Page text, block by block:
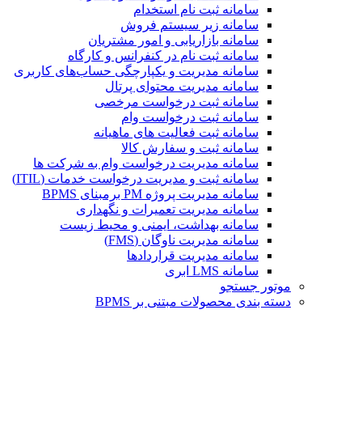
سامانه ثبت نام استخدام
سامانه زیر سیستم فروش
سامانه بازاریابی و امور مشتریان
سامانه ثبت نام در کنفرانس و کارگاه
سامانه مدیریت و یکپارچگی حساب‌های کاربری
سامانه مدیریت محتوای پرتال
سامانه ثبت درخواست مرخصی
سامانه ثبت درخواست وام
سامانه ثبت فعالیت های ماهیانه
سامانه ثبت و سفارش کالا
سامانه مدیریت درخواست وام به شرکت ها
سامانه ثبت و مدیریت درخواست خدمات (ITIL)
سامانه مدیریت پروژه PM برمبنای BPMS
سامانه مدیریت تعمیرات و نگهداری
سامانه بهداشت، ایمنی و محیط زیست
سامانه مدیریت ناوگان (FMS)
سامانه مدیریت قراردادها
سامانه LMS ابری
موتور جستجو
دسته بندی محصولات مبتنی بر BPMS